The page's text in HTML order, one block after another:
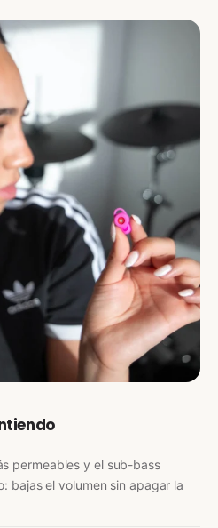
permeables y el sub-bass
bajas el volumen sin apagar la